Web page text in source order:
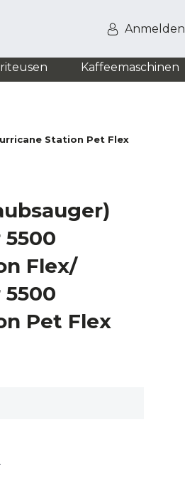
Anmelden
Kaffeemaschinen
Station Pet Flex
5500
Flex/
5500
Pet Flex